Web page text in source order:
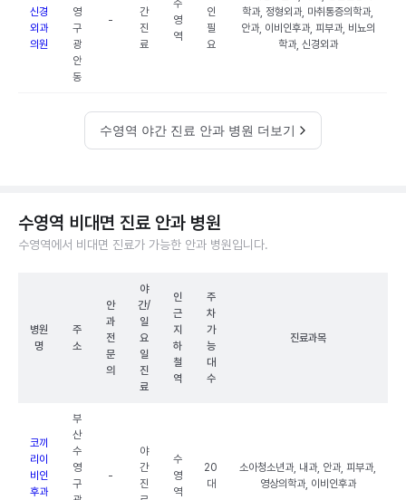
신경
외과
의원
영
구
광
안
동
-
간
진
료
수
영
역
인
필
요
학과, 정형외과, 마취통증의학과,
안과, 이비인후과, 피부과, 비뇨의
학과, 신경외과
수영역 야간 진료 안과 병원 더보기
수영역 비대면 진료 안과 병원
수영역에서 비대면 진료가 가능한 안과 병원입니다.
병원
명
주
소
안
과
전
문
의
야
간/
일
요
일
진
료
인
근
지
하
철
역
주
차
가
능
대
수
진료과목
코끼
리이
비인
후과
부
산
수
영
구
-
야
간
진
수
영
역
20
대
소아청소년과, 내과, 안과, 피부과,
영상의학과, 이비인후과